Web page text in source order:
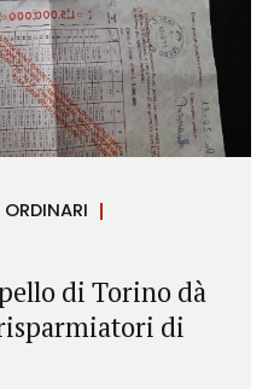
di Torino dà
di